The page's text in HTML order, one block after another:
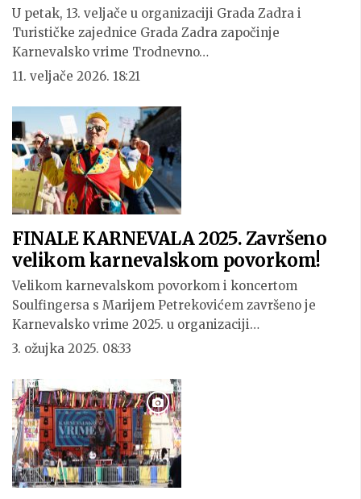
U petak, 13. veljače u organizaciji Grada Zadra i
Turističke zajednice Grada Zadra započinje
Karnevalsko vrime Trodnevno…
11. veljače 2026. 18:21
FINALE KARNEVALA 2025. Završeno
velikom karnevalskom povorkom!
Velikom karnevalskom povorkom i koncertom
Soulfingersa s Marijem Petrekovićem završeno je
Karnevalsko vrime 2025. u organizaciji…
3. ožujka 2025. 08:33